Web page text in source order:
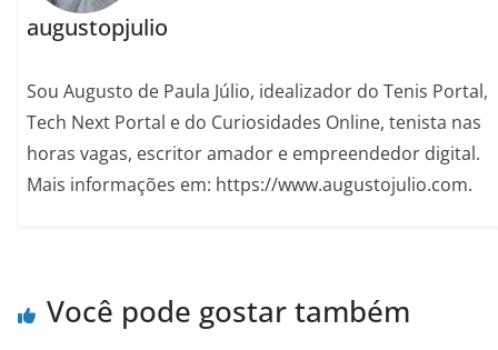
augustopjulio
Sou Augusto de Paula Júlio, idealizador do Tenis Portal,
Tech Next Portal e do Curiosidades Online, tenista nas
horas vagas, escritor amador e empreendedor digital.
Mais informações em: https://www.augustojulio.com.
Você pode gostar também